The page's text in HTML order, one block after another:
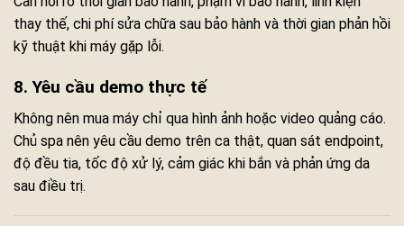
thay thế, chi phí sửa chữa sau bảo hành và thời gian phản hồi
kỹ thuật khi máy gặp lỗi.
8. Yêu cầu demo thực tế
Không nên mua máy chỉ qua hình ảnh hoặc video quảng cáo.
Chủ spa nên yêu cầu demo trên ca thật, quan sát endpoint,
độ đều tia, tốc độ xử lý, cảm giác khi bắn và phản ứng da
sau điều trị.